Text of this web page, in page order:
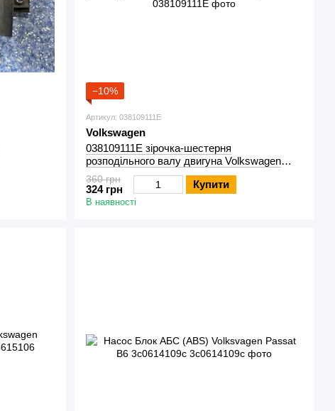
−10%
Артикул: 038109111E
Volkswagen
038109111E зірочка-шестерня
розподільного валу двигуна Volkswagen
1.9tdi
360 грн
324 грн Купити
В наявності